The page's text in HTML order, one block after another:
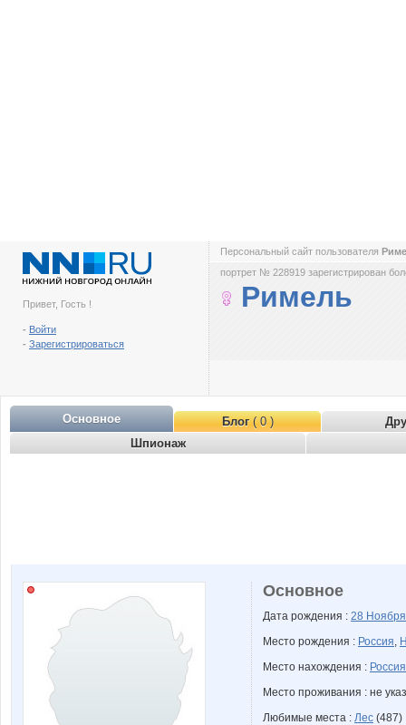
Привет, Гость !
- Войти
- Зарегистрироваться
Персональный сайт пользователя
портрет № 228919 зарегистрирован
Римель
Основное Блог( 0 )
Шпионаж
Основное
Дата рождения : 28
Место рождения : Россия,
Место нахождения : Россия
Место проживания : не
Любимые места : Лес (487)